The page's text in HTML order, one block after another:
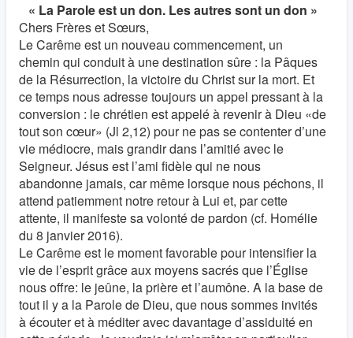
« La Parole est un don. Les autres sont un don »
Chers Frères et Sœurs,
Le Carême est un nouveau commencement, un
chemin qui conduit à une destination sûre : la Pâques
de la Résurrection, la victoire du Christ sur la mort. Et
ce temps nous adresse toujours un appel pressant à la
conversion : le chrétien est appelé à revenir à Dieu «de
tout son cœur» (Jl 2,12) pour ne pas se contenter d’une
vie médiocre, mais grandir dans l’amitié avec le
Seigneur. Jésus est l’ami fidèle qui ne nous
abandonne jamais, car même lorsque nous péchons, il
attend patiemment notre retour à Lui et, par cette
attente, il manifeste sa volonté de pardon (cf. Homélie
du 8 janvier 2016).
Le Carême est le moment favorable pour intensifier la
vie de l’esprit grâce aux moyens sacrés que l’Église
nous offre: le jeûne, la prière et l’aumône. A la base de
tout il y a la Parole de Dieu, que nous sommes invités
à écouter et à méditer avec davantage d’assiduité en